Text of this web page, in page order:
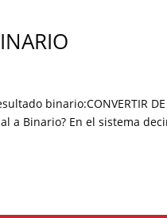
binario:CONVERTIR DE
a Binario? En el sistema